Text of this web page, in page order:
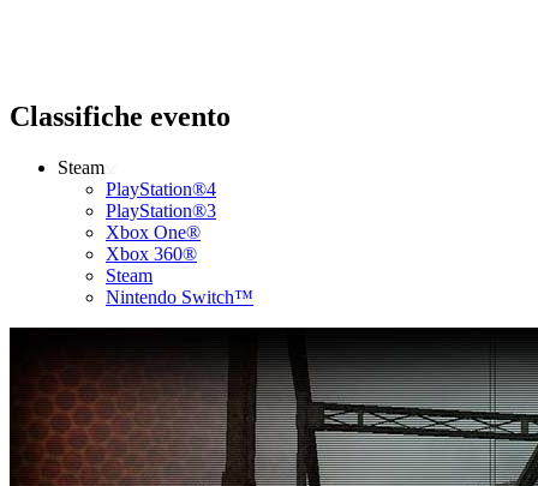
Classifiche evento
Steam
PlayStation®4
PlayStation®3
Xbox One®
Xbox 360®
Steam
Nintendo Switch™